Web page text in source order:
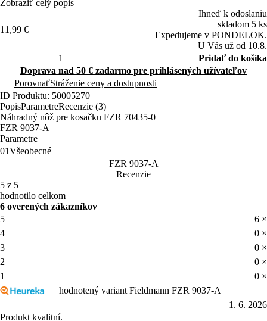
skladom 5 ks
Expedujeme v PONDELOK.
U Vás už od 10.8.
Pridať do košíka
Doprava nad 50 € zadarmo pre prihlásených užívateľov
PorovnaťStráženie ceny a dostupnosti
ID Produktu: 50005270
Popis
ParametreRecenzie (3)
Náhradný nôž pre kosačku FZR 70435-0
FZR 9037-A
Parametre
01Všeobecné
Recenzie
hodnotilo celkom
6 overených zákazníkov
5
4
0 ×
3
0 ×
2
0 ×
1
0 ×
Užitočné0x
Nahlásiť